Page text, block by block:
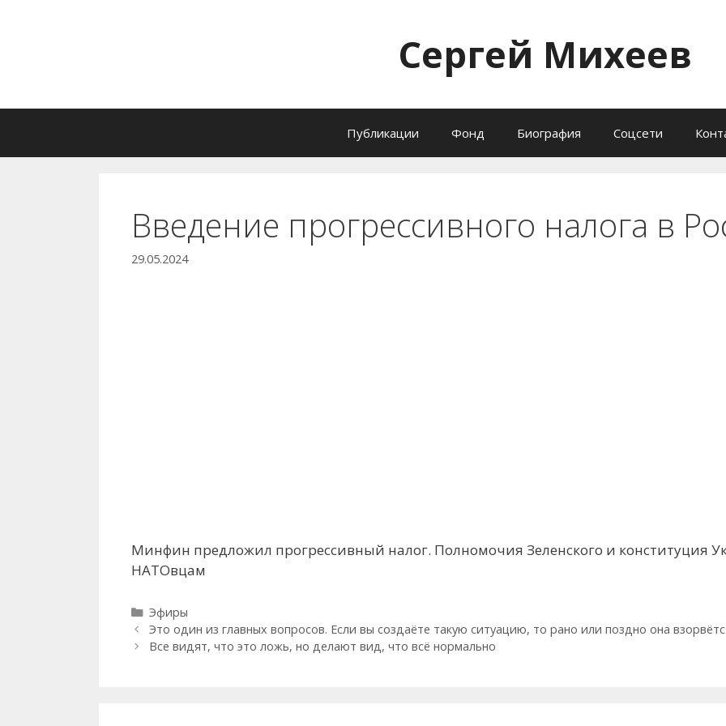
Сергей Михеев
Публикации Фонд Биография Соцсети
Введение прогрессивного налога в
29.05.2024
Минфин предложил прогрессивный налог. Полномочия Зеленского и конституция
НАТОвцам
Рубрики
Эфиры
Это один из главных вопросов. Если вы создаёте такую ситуацию, то рано или поздно она
Все видят, что это ложь, но делают вид, что всё нормально